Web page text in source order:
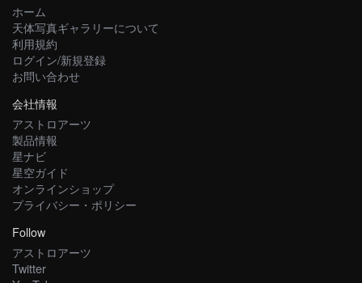
ホーム
天体写真ギャラリーについて
利用規約
ログイン/新規登録
お問い合わせ
会社情報
アストロアーツ
製品情報
星ナビ
星空ガイド
オンラインショップ
プライバシー・ポリシー
Follow
アストロアーツ
Twitter